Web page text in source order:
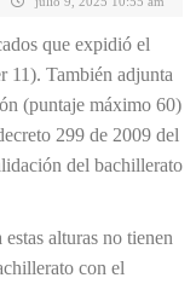
que expidió el
11). También adjunta
(puntaje máximo 60)
299 de 2009 del
del bachillerato
alturas no tienen
con el